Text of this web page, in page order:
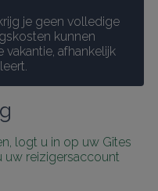
je geen volledige
kunnen
vakantie, afhankelijk
logt u in op uw Gîtes
uw reizigersaccount